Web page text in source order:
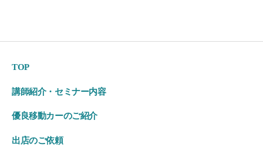
TOP
講師紹介・セミナー内容
優良移動カーのご紹介
出店のご依頼